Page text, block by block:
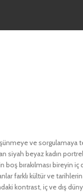
ve
siyah beyaz kadın
bırakılması bireyin iç
farklı kültür ve
kontrast, iç ve dış